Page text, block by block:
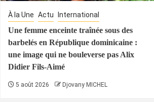
À la Une Actu International
Une femme enceinte traînée sous des
barbelés en République dominicaine :
une image qui ne bouleverse pas Alix
Didier Fils-Aimé
5 août 2026 Djovany MICHEL